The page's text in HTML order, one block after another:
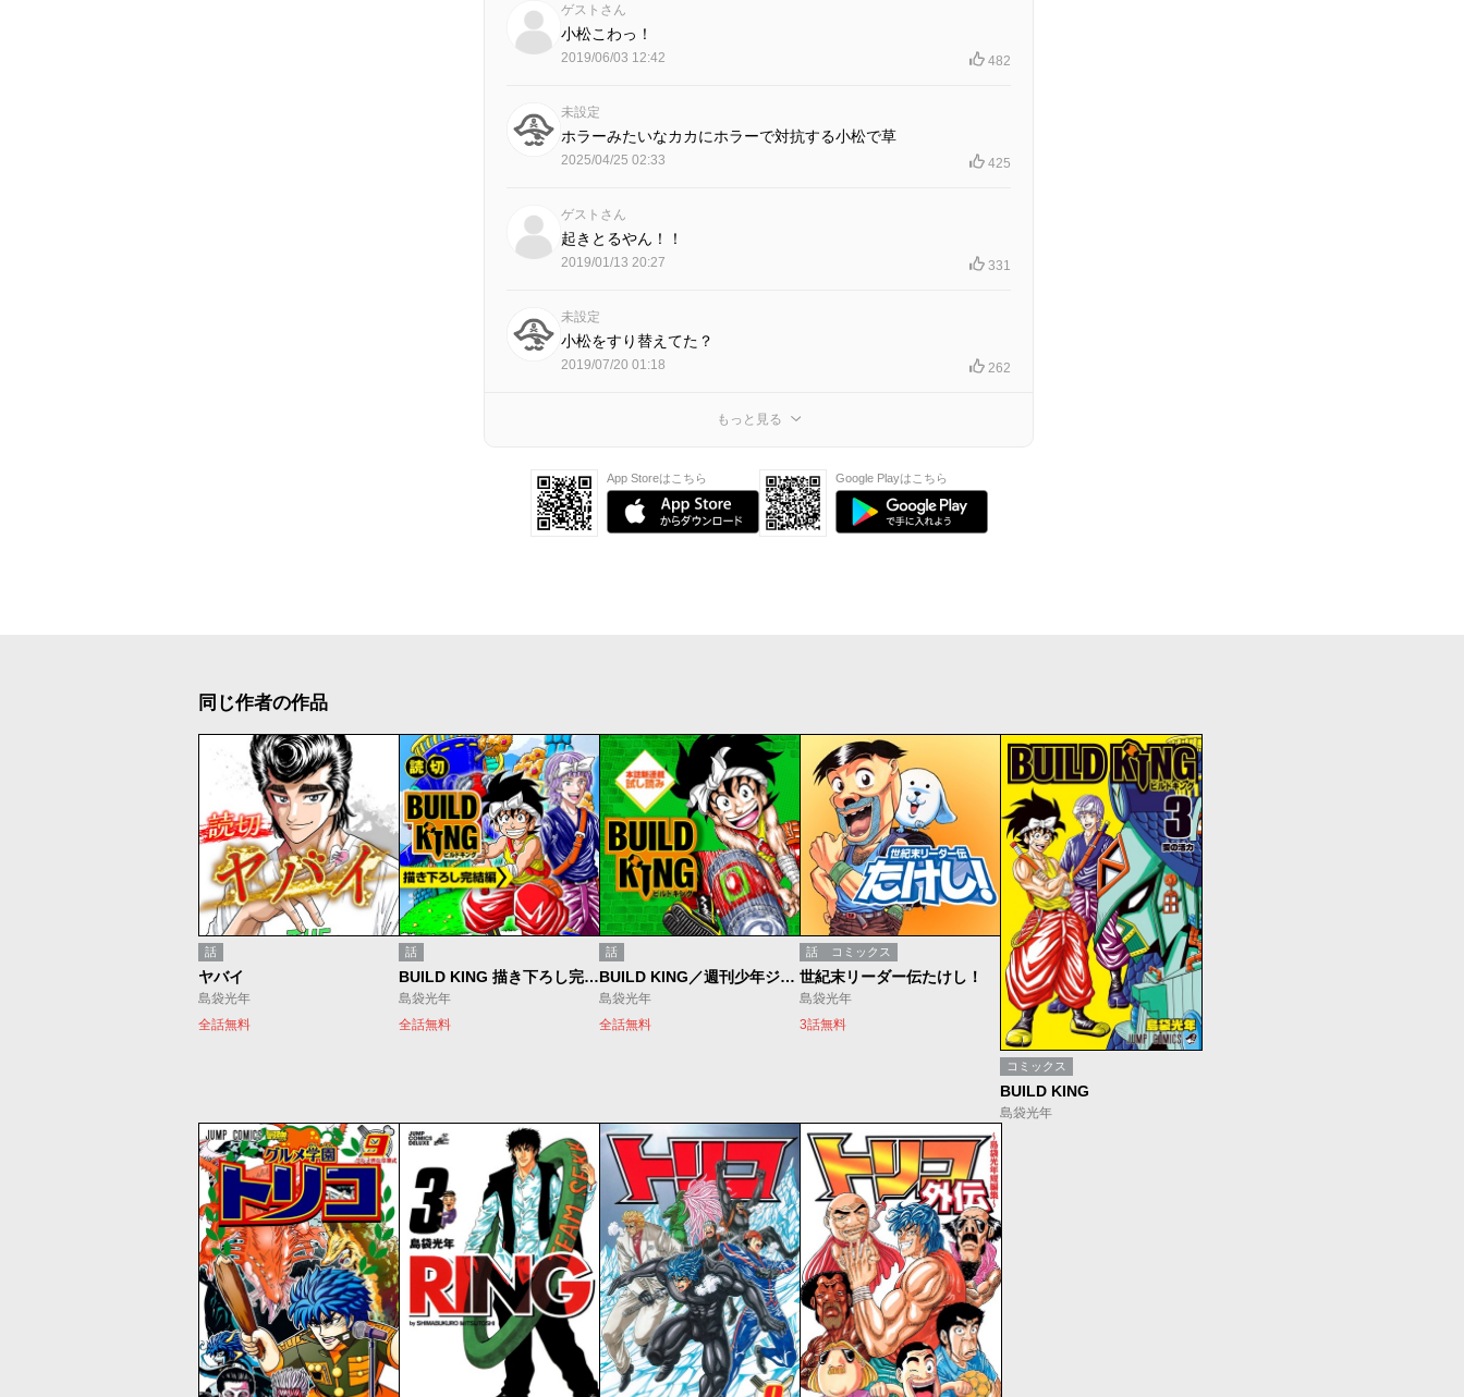
ゲストさん
小松こわっ！
2019/06/03 12:42 482
未設定
ホラーみたいなカカにホラーで対抗する小松で草
2025/04/25 02:33 425
ゲストさん
起きとるやん！！
2019/01/13 20:27 331
未設定
小松をすり替えてた？
2019/07/20 01:18 262
もっと見る
App Storeはこちら Google Playはこちら
同じ作者の作品
話
ヤバイ
島袋光年
全話無料
話
BUILD KING 描き下ろし完結編
島袋光年
全話無料
話
BUILD KING／週刊少年ジャンプ新連載試し読み
島袋光年
全話無料
話 コミックス
世紀末リーダー伝たけし！
島袋光年
3話無料
コミックス
BUILD KING
島袋光年